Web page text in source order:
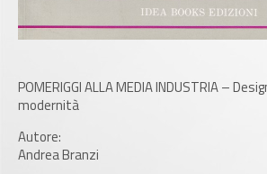
POMERIGGI ALLA MEDIA INDUSTRIA –
modernità
Autore:
Andrea Branzi